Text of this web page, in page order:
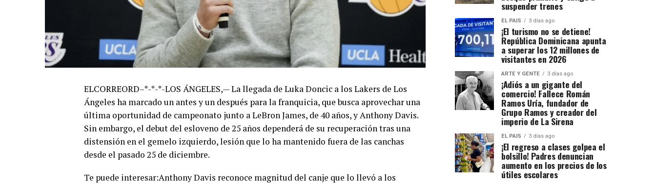
ELCORREORD–*-*-*-LOS ÁNGELES,— La llegada de Luka Doncic a los Lakers de Los
Ángeles ha marcado un antes y un después para la franquicia, que busca aprovechar una
última oportunidad de campeonato junto a LeBron James, de 40 años, y Anthony Davis.
Sin embargo, el debut del esloveno de 25 años dependerá de su recuperación tras una
distensión en el gemelo izquierdo, lesión que lo ha mantenido fuera de las canchas
desde el pasado 25 de diciembre.
Te puede interesar:Anthony Davis reconoce magnitud del canje que lo llevó a los
suspender trenes
EL PAIS 3 días ago
¡El turismo no se detiene!
República Dominicana apunta
a superar los 12 millones de
visitantes en 2026
ARTE Y GENTE 3 días ago
¡Adiós a un gigante del
comercio! Fallece Román
Ramos Uría, fundador de
Grupo Ramos y creador del
imperio de La Sirena
EL PAIS 3 días ago
¡El regreso a clases golpea el
bolsillo! Padres denuncian
aumento en los precios de los
útiles escolares